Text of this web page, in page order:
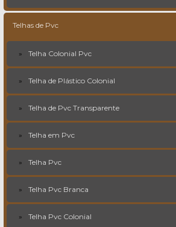
Telhas de Pvc
Telha Colonial Pvc
Telha de Plástico Colonial
Telha de Pvc Transparente
Telha em Pvc
Telha Pvc
Telha Pvc Branca
Telha Pvc Colonial